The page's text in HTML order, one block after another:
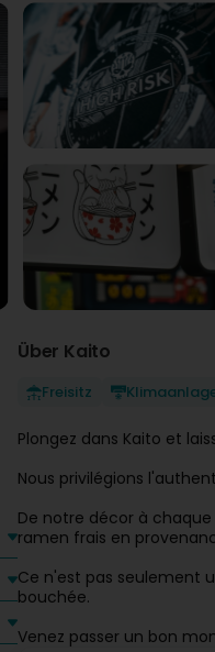
Über Kaito
Freisitz
Plongez dans Kaito et
Nous privilégions
De notre décor à
ramen frais en
Ce n'est pas seulement
bouchée.
Venez passer un bon